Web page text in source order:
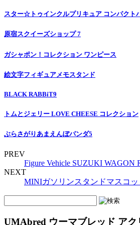
スター☆トゥインクルプリキュア コンパクト
原宿スクイーズショップ 7
ガシャポン！コレクション ワンピース
絵文字フィギュアメモスタンド
BLACK RABBiT9
トムとジェリー LOVE CHEESE コレクション
ぶらさがりあまえんぼパンダ5
PREV
Figure Vehicle SUZUKI WAGON
NEXT
MINIガソリンスタンドマスコッ
UMAbred ウーマブレッド アク